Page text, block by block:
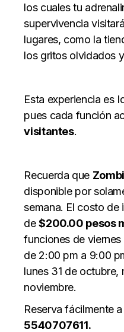
los cuales tu
supervivencia
lugares, como la
los gritos olvidados
Esta experiencia es
pues cada función
visitantes.
Recuerda que
disponible por
semana. El costo de
de$200.00 pesos
funciones de
de 2:00 pm a 9:00
lunes 31 de octubre,
noviembre.
Reserva fácilmente
5540707611.